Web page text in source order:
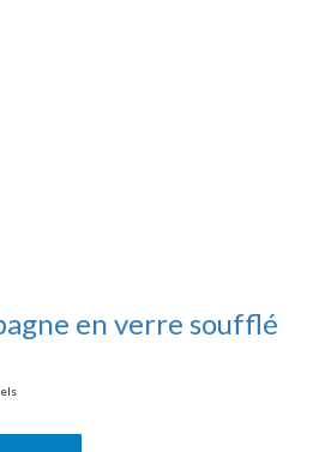
en verre soufflé